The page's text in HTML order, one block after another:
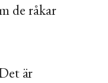
de råkar
är